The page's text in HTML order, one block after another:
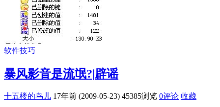
软件技巧
暴风影音是流氓?|辟谣
十五楼的鸟儿 17年前 (2009-05-23) 45385浏览 0评论 收藏